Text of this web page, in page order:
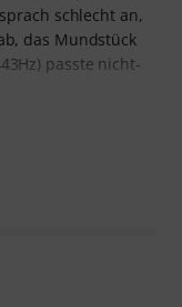
schlecht an,
das Mundstück
passte nicht-